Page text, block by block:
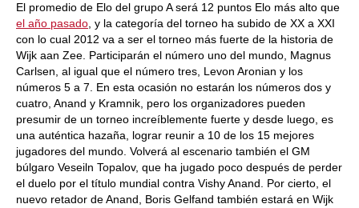
El promedio de Elo del grupo A será 12 puntos Elo más alto que
el año pasado , y la categoría del torneo ha subido de XX a XXI
con lo cual 2012 va a ser el torneo más fuerte de la historia de
Wijk aan Zee. Participarán el número uno del mundo, Magnus
Carlsen, al igual que el número tres, Levon Aronian y los
números 5 a 7. En esta ocasión no estarán los números dos y
cuatro, Anand y Kramnik, pero los organizadores pueden
presumir de un torneo increíblemente fuerte y desde luego, es
una auténtica hazaña, lograr reunir a 10 de los 15 mejores
jugadores del mundo. Volverá al escenario también el GM
búlgaro Veseiln Topalov, que ha jugado poco después de perder
el duelo por el título mundial contra Vishy Anand. Por cierto, el
nuevo retador de Anand, Boris Gelfand también estará en Wijk